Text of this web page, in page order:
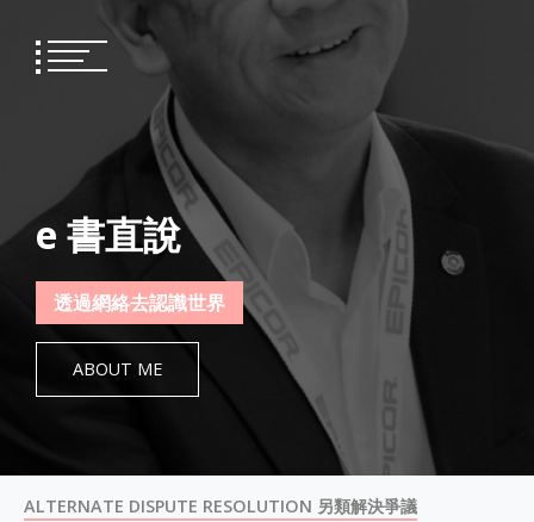
content
e 書直說
透過網絡去認識世界
ABOUT ME
ALTERNATE DISPUTE RESOLUTION 另類解決爭議